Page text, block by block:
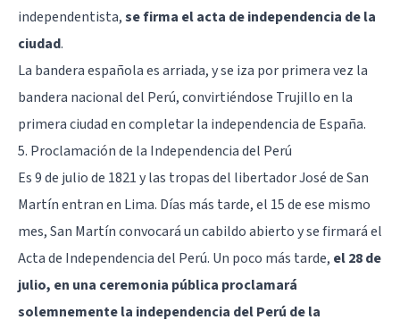
independentista,se firma el acta de independencia de la
ciudad.
La bandera española es arriada, y se iza por primera vez la
bandera nacional del Perú, convirtiéndose Trujillo en la
primera ciudad en completar la independencia de España.
5. Proclamación de la Independencia del Perú
Es 9 de julio de 1821 y las tropas del libertador José de San
Martín entran en Lima. Días más tarde, el 15 de ese mismo
mes, San Martín convocará un cabildo abierto y se firmará el
Acta de Independencia del Perú. Un poco más tarde, el 28 de
julio, en una ceremonia pública proclamará
solemnemente la independencia del Perú de la